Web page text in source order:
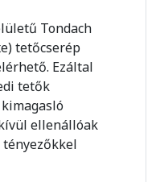
Tondach
tetőcserép
Ezáltal
tetők
ellenállóak